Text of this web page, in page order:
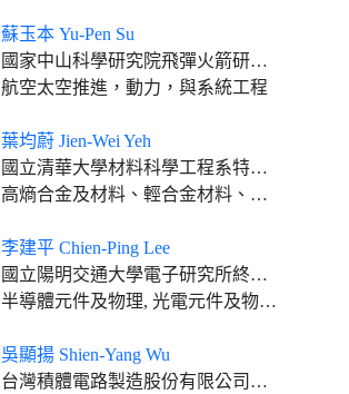
蘇玉本 Yu-Pen Su
國家中山科學研究院飛彈火箭研究所顧問
航空太空推進，動力，與系統工程
葉均蔚 Jien-Wei Yeh
國立清華大學材料科學工程系特聘研究講座教授、高熵材料研發中心顧問
高熵合金及材料、輕合金材料、鍍膜科技、製造科技
李建平 Chien-Ping Lee
國立陽明交通大學電子研究所終身講座教授
半導體元件及物理, 光電元件及物理, 半導體奈米結構物理
吳顯揚 Shien-Yang Wu
台灣積體電路製造股份有限公司研究發展/技術發展資深副總經理